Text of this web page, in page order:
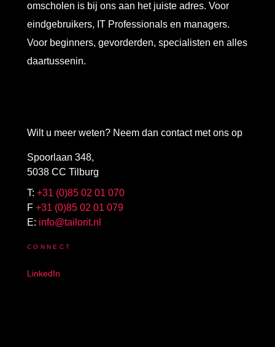
Wilt u meer weten? Neem dan contact met ons op
Spoorlaan 348,
5038 CC Tilburg
T: +31 (0)85 02 01 070
F +31 (0)85 02 01 079
E: info@tailorit.nl
CONNECT
LinkedIn
omscholen is bij ons aan het juiste adres. Voor
eindgebruikers, IT Professionals en managers.
Voor beginners, gevorderden, specialisten en alles
daartussenin.